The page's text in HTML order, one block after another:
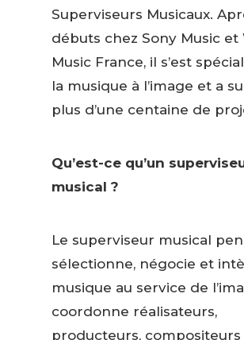
Superviseurs Musicaux.
débuts chez Sony Music et
Music France, il s’est
la musique à l’image et a
plus d’une centaine de
Qu’est-ce qu’un
musical ?
Le superviseur musical
sélectionne, négocie et
musique au service de
coordonne réalisateurs,
producteurs, compositeurs